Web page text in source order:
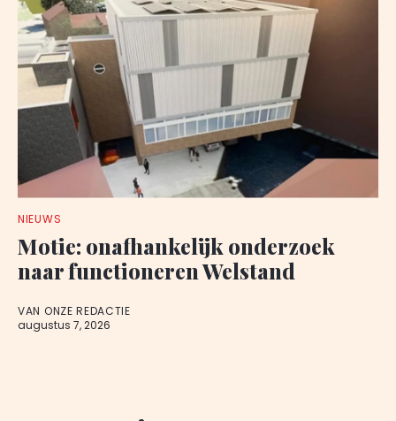
NIEUWS
Motie: onafhankelijk onderzoek
naar functioneren Welstand
VAN ONZE REDACTIE
augustus 7, 2026